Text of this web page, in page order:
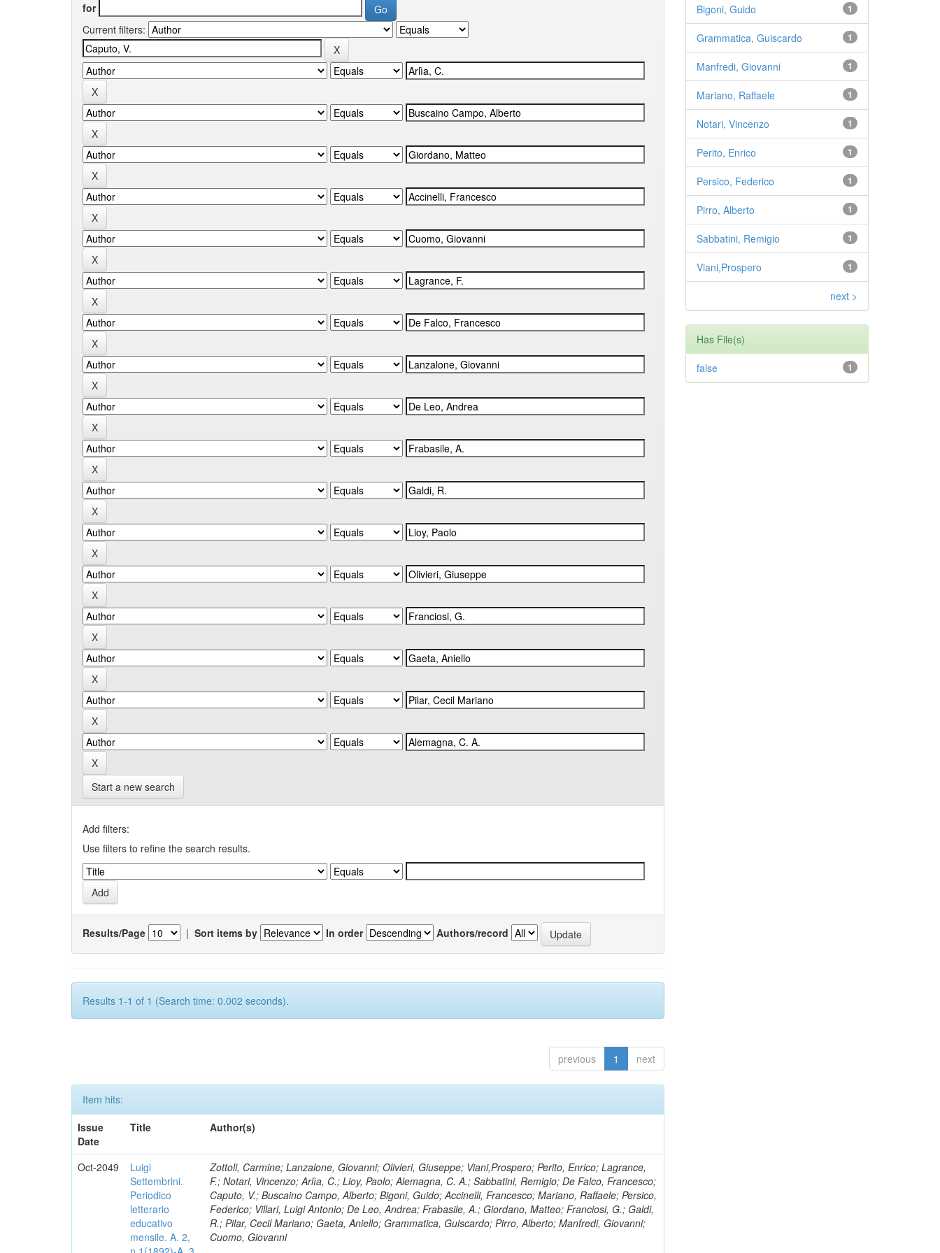
for
Current filters:
Start a new search
Add filters:
Use filters to refine the search results.
Results/Page | Sort items by In order Authors/record
Results 1-1 of 1 (Search time: 0.002 seconds).
previous 1 next
Item hits:
Issue
Date
Title Author(s)
Oct-2049
Luigi
Settembrini.
Periodico
letterario
educativo
mensile. A. 2,
Zottoli, Carmine; Lanzalone, Giovanni; Olivieri, Giuseppe; Viani,Prospero; Perito, Enrico; Lagrance,
F.; Notari, Vincenzo; Arlìa, C.; Lioy, Paolo; Alemagna, C. A.; Sabbatini, Remigio; De Falco, Francesco;
Caputo, V.; Buscaino Campo, Alberto; Bigoni, Guido; Accinelli, Francesco; Mariano, Raffaele; Persico,
Federico; Villari, Luigi Antonio; De Leo, Andrea; Frabasile, A.; Giordano, Matteo; Franciosi, G.; Galdi,
R.; Pilar, Cecil Mariano; Gaeta, Aniello; Grammatica, Guiscardo; Pirro, Alberto; Manfredi, Giovanni;
Cuomo, Giovanni
1
Bigoni, Guido
1
Grammatica, Guiscardo
1
Manfredi, Giovanni
1
Mariano, Raffaele
1
Notari, Vincenzo
1
Perito, Enrico
1
Persico, Federico
1
Pirro, Alberto
1
Sabbatini, Remigio
1
Viani,Prospero
next >
Has File(s)
1
false